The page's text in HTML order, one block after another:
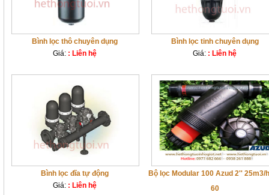
Bình lọc thô chuyên dụng
Giá: : Liên hệ
Bình lọc tinh chuyên dụng
Giá: : Liên hệ
Bình lọc đĩa tự động
Giá: : Liên hệ
Bộ lọc Modular 100 Azud 2'' 25m3/
60